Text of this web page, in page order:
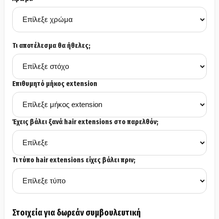
Τι αποτέλεσμα θα ήθελες;
Επιθυμητό μήκος extension
Έχεις βάλει ξανά hair extensions στο παρελθόν;
Τι τύπο hair extensions είχες βάλει πριν;
Στοιχεία για δωρεάν συμβουλευτική